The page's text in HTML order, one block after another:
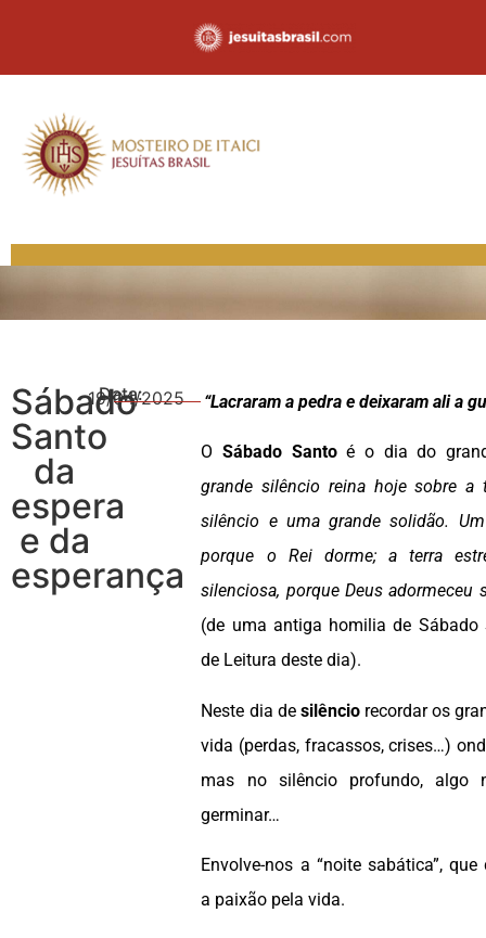
Sábado
Santo
da
espera
e da
esperança
Data:
19/04/2025 “Lacraram a pedra e deixaram ali a
OSábado Santoé o dia do
grande silêncio reina hoje sobre a
silêncio e uma grande solidão.
porque o Rei dorme; a terra
silenciosa, porque Deus adormeceu
(de uma antiga homilia de Sábado
de Leitura deste dia).
Neste dia de silênciorecordar os
vida (perdas, fracassos, crises…)
mas no silêncio profundo, algo
germinar…
Envolve-nos a “noite sabática”,
a paixão pela vida.